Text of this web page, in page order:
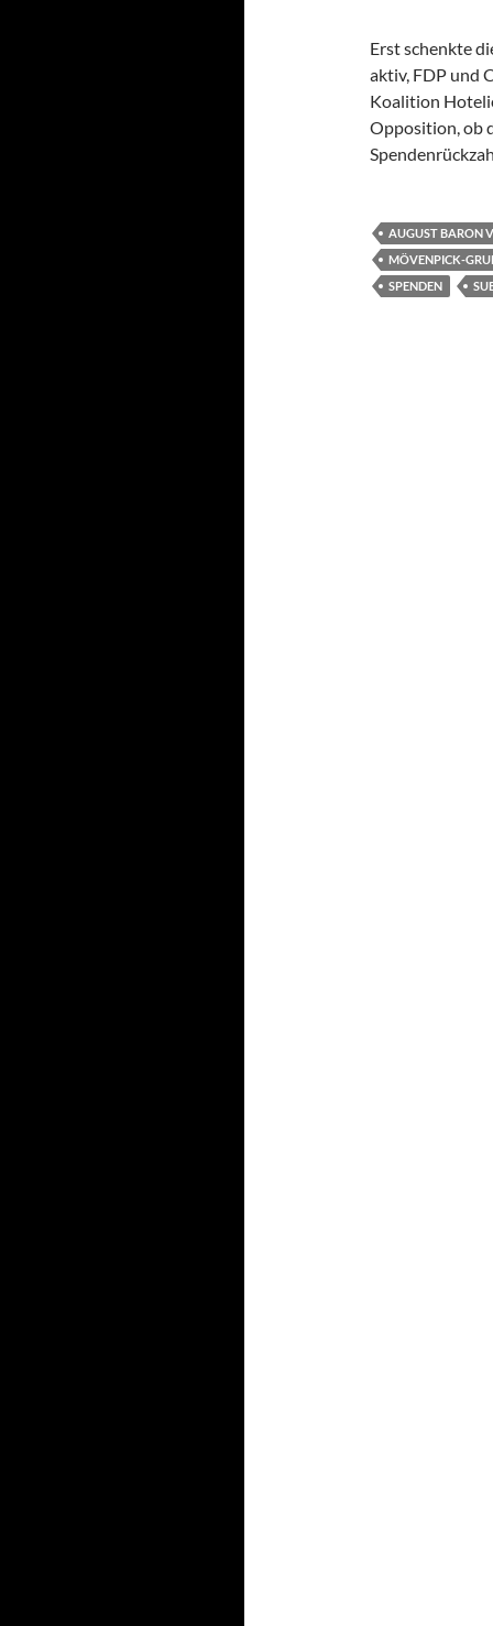
Erst schenkte
aktiv, FDP und
Koalition
Opposition, ob
AUGUST BARON
MÖVENPICK-
SPENDEN